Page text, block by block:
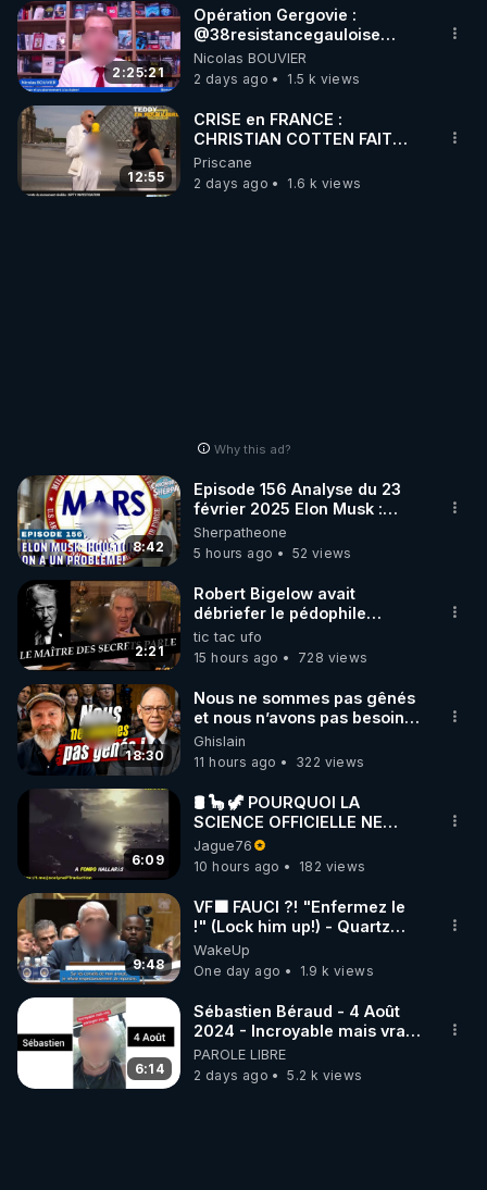
2:25:21
Opération Gergovie :
‪@38resistancegauloise‬
‪@MarionSigautOfficiel‬
‪@gladysriifard5710‬ Laëtitia
Nicolas BOUVIER
2 days ago
1.5 k views
12:55
CRISE en FRANCE :
CHRISTIAN COTTEN FAIT
une étrange découverte
Priscane
2 days ago
1.6 k views
Why this ad?
8:42
Episode 156 Analyse du 23
février 2025 Elon Musk :
Houston , on a un problème !
Sherpatheone
5 hours ago
52 views
2:21
Robert Bigelow avait
débriefer le pédophile
génocidaire de donald j
trump
tic tac ufo
15 hours ago
728 views
18:30
Nous ne sommes pas gênés
et nous n’avons pas besoin
de nous excuser ! #jw
#jehovah #collegecentral
Ghislain
11 hours ago
322 views
6:09
🛢 🦕 🦖 POURQUOI LA
SCIENCE OFFICIELLE NE
CONNAÎT-ELLE PAS LA VRAIE
ORIGINE DU PÉTROLE ?
Jague76
10 hours ago
182 views
9:48
VF🟩 FAUCI ?! "Enfermez le
!" (Lock him up!) - Quartz
Traduction
WakeUp
One day ago
1.9 k views
6:14
Sébastien Béraud - 4 Août
2024 - Incroyable mais vrai,
partagez svp...
PAROLE LIBRE
2 days ago
5.2 k views